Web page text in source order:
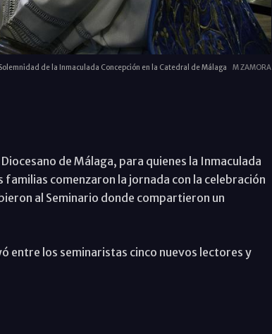
Solemnidad de la Inmaculada Concepción en la Catedral de Málaga M ZAMORA
de Málaga, para quienes la Inmaculada
familias comenzaron la jornada con la celebración
al Seminario donde compartieron un
entre los seminaristas cinco nuevos lectores y